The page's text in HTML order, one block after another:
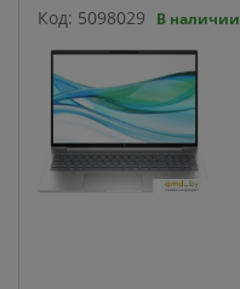
Код: 5098029 В наличии